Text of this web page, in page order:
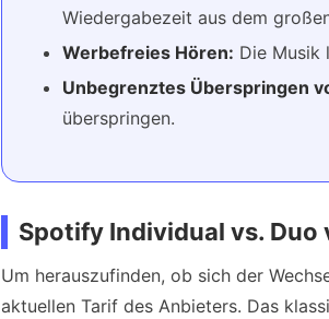
Wiedergabezeit aus dem
Werbefreies Hören: Die Musik
Unbegrenztes Überspringen
überspringen.
Spotify Individual vs. Duo
Um herauszufinden, ob sich der
aktuellen Tarif des Anbieters. Das